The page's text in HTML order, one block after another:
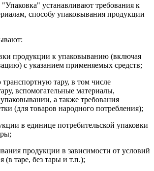
устанавливают требования к
способу упаковывания продукции
продукции к упаковыванию (включая
с указанием применяемых средств;
тару, в том числе
вспомогательные материалы,
а также требования
(для товаров народного потребления);
в единице потребительской упаковки
продукции в зависимости от условий
(в таре, без тары и т.п.);